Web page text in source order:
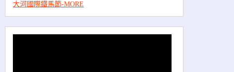
大河國際鐵馬節-MORE